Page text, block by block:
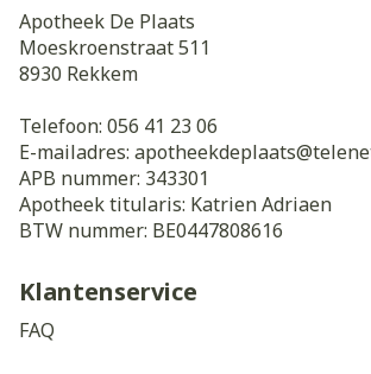
Apotheek De Plaats
Moeskroenstraat 511
8930 Rekkem
Telefoon: 056 41 23 06
E-mailadres: apotheekdeplaats@
APB nummer: 343301
Apotheek titularis: Katrien Adriaen
BTW nummer: BE0447808616
Klantenservice
FAQ